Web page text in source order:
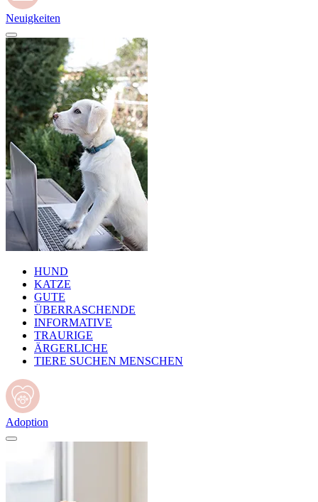
Neuigkeiten
HUND
KATZE
GUTE
ÜBERRASCHENDE
INFORMATIVE
TRAURIGE
ÄRGERLICHE
TIERE SUCHEN MENSCHEN
Adoption